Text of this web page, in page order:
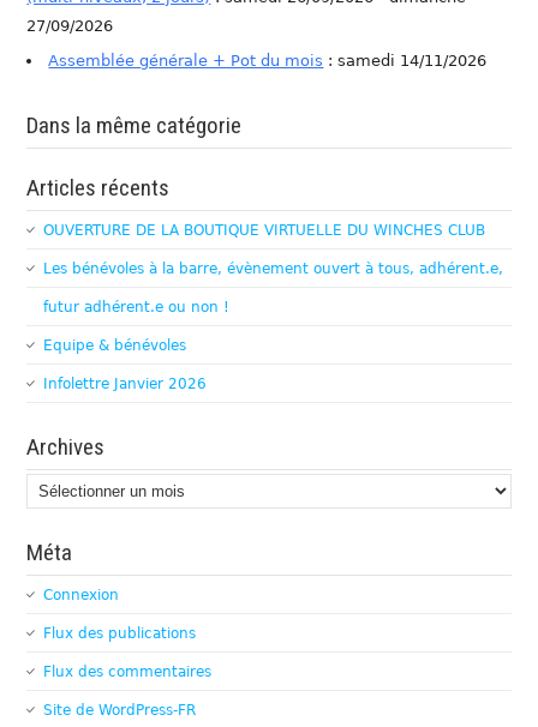
27/09/2026
Assemblée générale + Pot du mois : samedi 14/11/2026
Dans la même catégorie
Articles récents
OUVERTURE DE LA BOUTIQUE VIRTUELLE DU WINCHES CLUB
Les bénévoles à la barre, évènement ouvert à tous, adhérent.e,
futur adhérent.e ou non !
Equipe & bénévoles
Infolettre Janvier 2026
Archives
Archives
Méta
Connexion
Flux des publications
Flux des commentaires
Site de WordPress-FR